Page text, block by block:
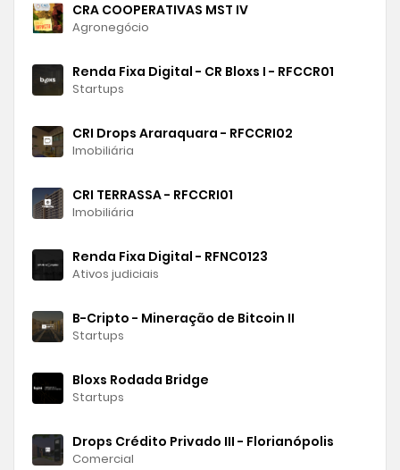
CRA COOPERATIVAS MST IV
Agronegócio
Renda Fixa Digital - CR Bloxs I - RFCCR01
Startups
CRI Drops Araraquara - RFCCRI02
Imobiliária
CRI TERRASSA - RFCCRI01
Imobiliária
Renda Fixa Digital - RFNC0123
Ativos judiciais
B-Cripto - Mineração de Bitcoin II
Startups
Bloxs Rodada Bridge
Startups
Drops Crédito Privado III - Florianópolis
Comercial